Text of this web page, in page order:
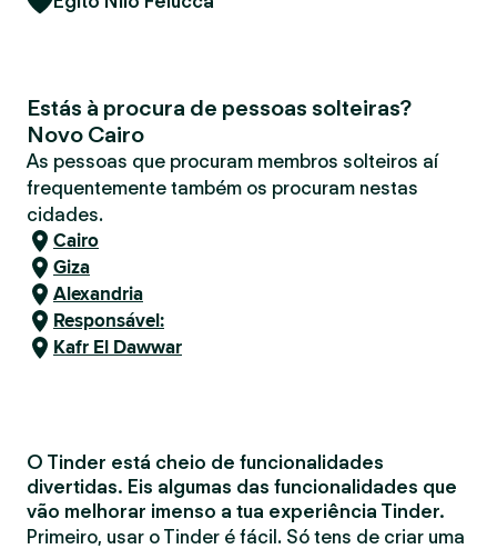
Estás à procura de pessoas solteiras?
Novo Cairo
As pessoas que procuram membros solteiros aí
frequentemente também os procuram nestas
cidades.
Cairo
Giza
Alexandria
Responsável:
Kafr El Dawwar
O Tinder está cheio de funcionalidades
divertidas. Eis algumas das funcionalidades que
vão melhorar imenso a tua experiência Tinder.
Primeiro, usar o Tinder é fácil. Só tens de criar uma